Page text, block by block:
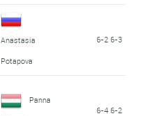
Anastasia
Potapova
6-2 6-3
Panna
6-4 6-2